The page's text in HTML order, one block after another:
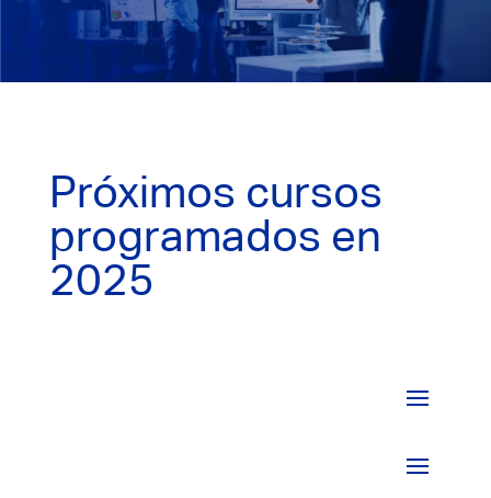
Próximos cursos
programados en
2025